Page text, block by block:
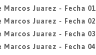
Juarez - Fecha 01
Juarez - Fecha 02
Juarez - Fecha 03
Juarez - Fecha 04